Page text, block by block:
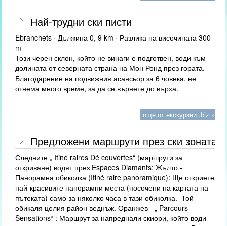
Най-трудни ски писти
Ebranchets · Дължина 0, 9 km · Разлика на височината 300
m
Този черен склон, който не винаги е подготвен, води към
долината от северната страна на Мон Ронд през гората.
Благодарение на подвижния асансьор за 6 човека, не
отнема много време, за да се върнете до върха.
още от екскурзии .biz »
Предложени маршрути през ски зоната
Следните „ Itiné raires Dé couvertes“ (маршрути за
откриване) водят през Espaces Diamants: Жълто -
Панорамна обиколка (Itiné raire panoramique): Ще откриете
най-красивите панорамни места (посочени на картата на
пътеката) само за няколко часа в тази обиколка. Той
обикаля целия район веднъж. Оранжев - „ Parcours
Sensations“ : Маршрут за напреднали скиори, който води